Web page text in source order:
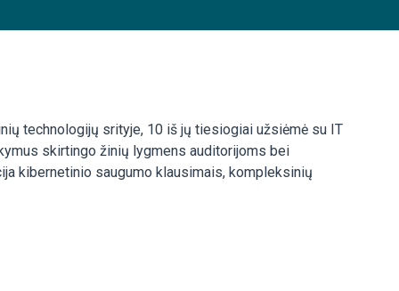
technologijų srityje, 10 iš jų tiesiogiai užsiėmė su IT
skirtingo žinių lygmens auditorijoms bei
kibernetinio saugumo klausimais, kompleksinių